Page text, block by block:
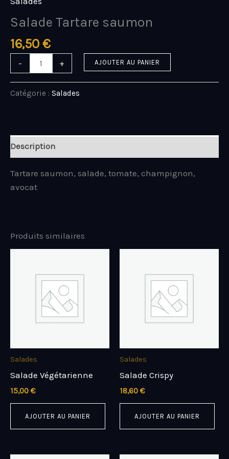
Salade Tartare saumon
16,50 €
- + AJOUTER AU PANIER
Catégorie : Salades
Description
Tartare saumon, salade, tomate, champignon,
avocat
Produits similaires
Salades
Salade Végétarienne
15,00 €
AJOUTER AU PANIER
Salades
Salade Crispy
18,60 €
AJOUTER AU PANIER